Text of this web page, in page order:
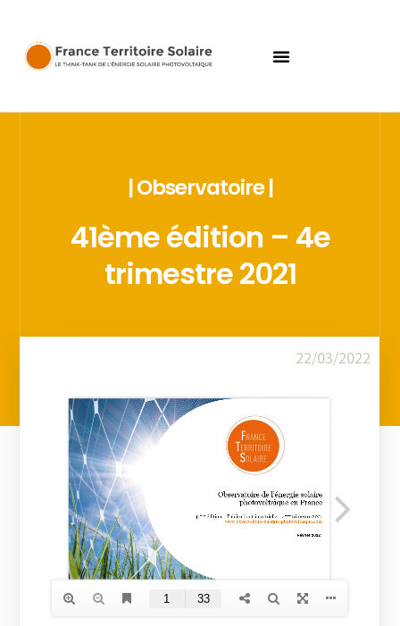
| Observatoire |
41ème édition – 4e
trimestre 2021
22/03/2022